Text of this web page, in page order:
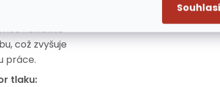
flexibilitu
což zvyšuje
práce.
tlaku: